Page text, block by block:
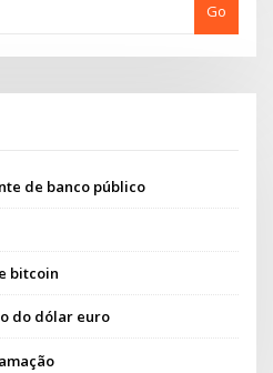
Go
de banco público
bitcoin
do dólar euro